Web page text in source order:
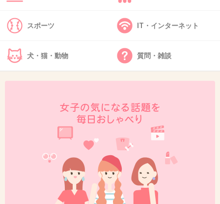
44. 匿名
矢口さんとはブログの相談ですか
+4
モー娘。時代も一時期激太りしたけどまた太っ
2013/09/11(水) 16:29:06
スポーツ IT・インターネット
犬・猫・動物 質問・雑談